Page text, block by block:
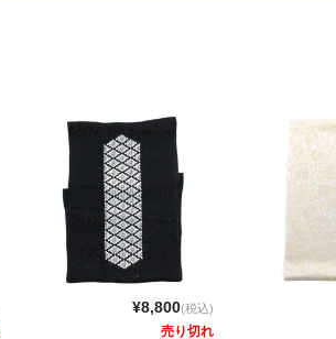
¥8,800(税込)
売り切れ